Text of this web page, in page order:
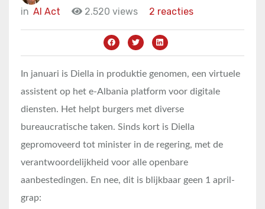
in AI Act 2.520 views 2 reacties
In januari is Diella in produktie genomen, een virtuele
assistent op het e-Albania platform voor digitale
diensten. Het helpt burgers met diverse
bureaucratische taken. Sinds kort is Diella
gepromoveerd tot minister in de regering, met de
verantwoordelijkheid voor alle openbare
aanbestedingen. En nee, dit is blijkbaar geen 1 april-
grap: